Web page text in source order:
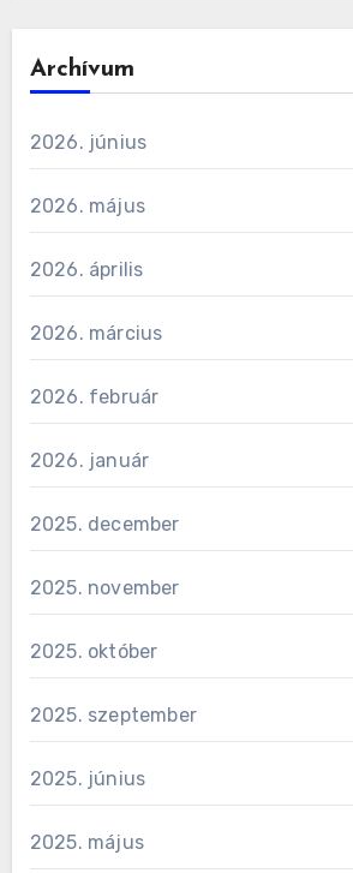
Archívum
2026. június
2026. május
2026. április
2026. március
2026. február
2026. január
2025. december
2025. november
2025. október
2025. szeptember
2025. június
2025. május